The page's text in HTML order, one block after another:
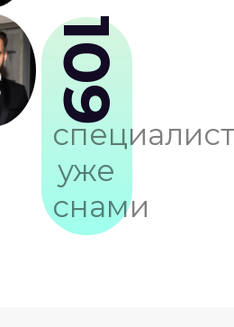
109
уже
снами